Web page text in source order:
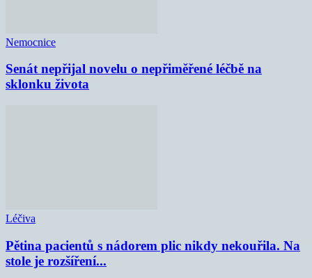
Nemocnice
Senát nepřijal novelu o nepřiměřené léčbě na
sklonku života
Léčiva
Pětina pacientů s nádorem plic nikdy nekouřila. Na
stole je rozšíření...